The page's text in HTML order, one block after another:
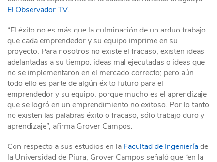
El Observador TV.
“El éxito no es más que la culminación de un arduo trabajo
que cada emprendedor y su equipo imprime en su
proyecto. Para nosotros no existe el fracaso, existen ideas
adelantadas a su tiempo, ideas mal ejecutadas o ideas que
no se implementaron en el mercado correcto; pero aún
todo ello es parte de algún éxito futuro para el
emprendedor y su equipo, porque mucho es el aprendizaje
que se logró en un emprendimiento no exitoso. Por lo tanto
no existen las palabras éxito o fracaso, sólo trabajo duro y
aprendizaje”, afirma Grover Campos.
Con respecto a sus estudios en la Facultad de Ingenieríade
la Universidad de Piura, Grover Campos señaló que “en la